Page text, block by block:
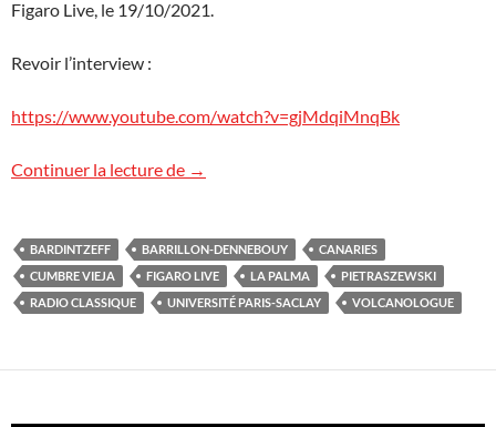
Figaro Live, le 19/10/2021.
Revoir l’interview :
https://www.youtube.com/watch?v=gjMdqiMnqBk
Continuer la lecture de L’éruption à La Palma sur Figaro Live
→
BARDINTZEFF BARRILLON-DENNEBOUY
CANARIES
CUMBRE VIEJA
FIGARO LIVE LA PALMA
PIETRASZEWSKI
RADIO CLASSIQUE
UNIVERSITÉ PARIS-SACLAY VOLCANOLOGUE